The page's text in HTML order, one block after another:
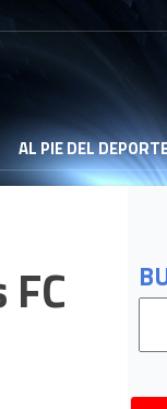
AL PIE DEL